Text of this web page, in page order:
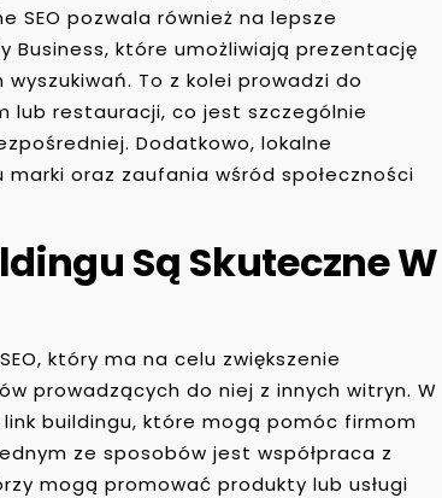
SEO pozwala również na lepsze
Business, które umożliwiają prezentację
To z kolei prowadzi do
lub restauracji, co jest szczególnie
Dodatkowo, lokalne
oraz zaufania wśród społeczności
Są Skuteczne W
który ma na celu zwiększenie
prowadzących do niej z innych witryn. W
buildingu, które mogą pomóc firmom
ze sposobów jest współpraca z
mogą promować produkty lub usługi